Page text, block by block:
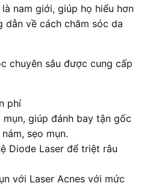
nam giới, giúp họ hiểu hơn
dẫn về cách chăm sóc da
chuyên sâu được cung cấp
phí
giúp đánh bay tận gốc
sẹo mụn.
Diode Laser để triệt râu
với Laser Acnes với mức